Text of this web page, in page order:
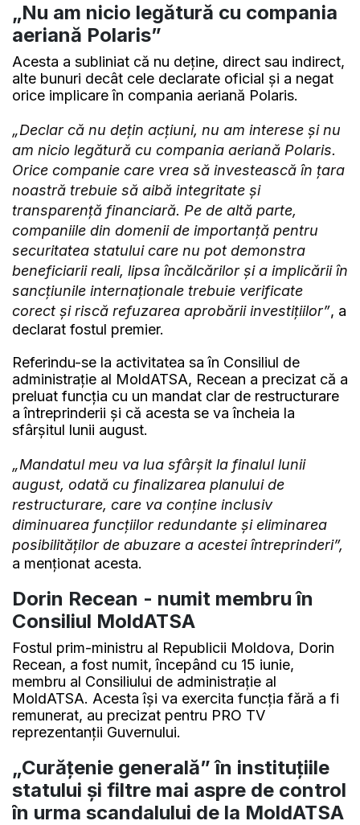
„Nu am nicio legătură cu compania
aeriană Polaris”
Acesta a subliniat că nu deține, direct sau indirect,
alte bunuri decât cele declarate oficial și a negat
orice implicare în compania aeriană Polaris.
„Declar că nu dețin acțiuni, nu am interese și nu
am nicio legătură cu compania aeriană Polaris.
Orice companie care vrea să investească în țara
noastră trebuie să aibă integritate și
transparență financiară. Pe de altă parte,
companiile din domenii de importanță pentru
securitatea statului care nu pot demonstra
beneficiarii reali, lipsa încălcărilor și a implicării în
sancțiunile internaționale trebuie verificate
corect și riscă refuzarea aprobării investițiilor”, a
declarat fostul premier.
Referindu-se la activitatea sa în Consiliul de
administrație al MoldATSA, Recean a precizat că a
preluat funcția cu un mandat clar de restructurare
a întreprinderii și că acesta se va încheia la
sfârșitul lunii august.
„Mandatul meu va lua sfârșit la finalul lunii
august, odată cu finalizarea planului de
restructurare, care va conține inclusiv
diminuarea funcțiilor redundante și eliminarea
posibilităților de abuzare a acestei întreprinderi”,
a menționat acesta.
Dorin Recean - numit membru în
Consiliul MoldATSA
Fostul prim-ministru al Republicii Moldova, Dorin
Recean, a fost numit, începând cu 15 iunie,
membru al Consiliului de administrație al
MoldATSA. Acesta își va exercita funcția fără a fi
remunerat, au precizat pentru PRO TV
reprezentanții Guvernului.
„Curățenie generală” în instituțiile
statului și filtre mai aspre de control
în urma scandalului de la MoldATSA